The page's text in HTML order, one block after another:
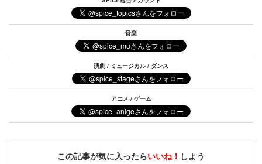
音楽
演劇 / ミュージカル / ダンス
アニメ / ゲーム
この記事が気に入ったらいいね！ しよう